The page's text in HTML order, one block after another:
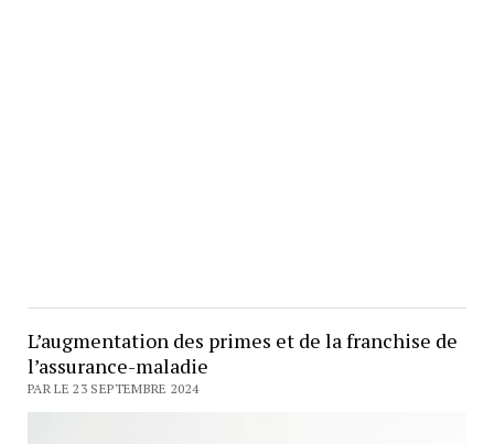
L’augmentation des primes et de la franchise de
l’assurance-maladie
PAR LE 23 SEPTEMBRE 2024